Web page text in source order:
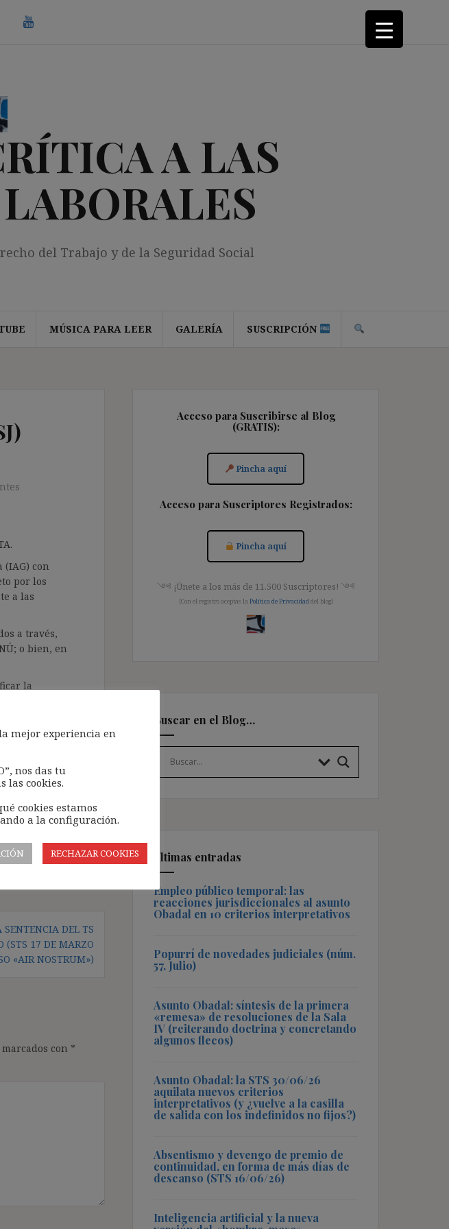
A LAS
del Trabajo y de la Seguridad Social
MÚSICA PARA LEER GALERÍA SUSCRIPCIÓN
con
por los
a las
a través,
o bien, en
la
(según
politica-
de
DEL TS
(STS 17 DE MARZO
«AIR NOSTRUM»)
con *
Acceso para Suscribirse al Blog
(GRATIS):
Pincha aquí
Acceso para Suscriptores Registrados:
Pincha aquí
༺ ¡Únete a los más de 11.500 Suscriptores! ༺
[Con el registro aceptas la Política de Privacidad del blog]
Buscar en el Blog…
Últimas entradas
Empleo público temporal: las
reacciones jurisdiccionales al asunto
Obadal en 10 criterios interpretativos
Popurrí de novedades judiciales (núm.
57, Julio)
Asunto Obadal: síntesis de la primera
«remesa» de resoluciones de la Sala
IV (reiterando doctrina y concretando
algunos flecos)
Asunto Obadal: la STS 30/06/26
aquilata nuevos criterios
interpretativos (y ¿vuelve a la casilla
de salida con los indefinidos no fijos?)
Absentismo y devengo de premio de
continuidad, en forma de más días de
descanso (STS 16/06/26)
Inteligencia artificial y la nueva
mejor experiencia en
nos das tu
las cookies.
cookies estamos
a la configuración.
RECHAZAR COOKIES